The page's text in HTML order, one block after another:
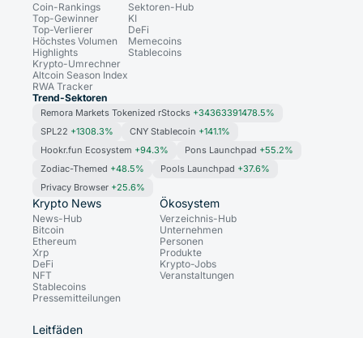
Coin-Rankings
Top-Gewinner
Top-Verlierer
Höchstes Volumen
Highlights
Krypto-Umrechner
Altcoin Season Index
RWA Tracker
Sektoren-Hub
KI
DeFi
Memecoins
Stablecoins
Trend-Sektoren
Remora Markets Tokenized rStocks +34363391478.5%
SPL22 +1308.3% CNY Stablecoin +141.1%
Hookr.fun Ecosystem +94.3% Pons Launchpad +55.2%
Zodiac-Themed +48.5% Pools Launchpad +37.6%
Privacy Browser +25.6%
Krypto News
News-Hub
Bitcoin
Ethereum
Xrp
DeFi
NFT
Stablecoins
Pressemitteilungen
Ökosystem
Verzeichnis-Hub
Unternehmen
Personen
Produkte
Krypto-Jobs
Veranstaltungen
Leitfäden